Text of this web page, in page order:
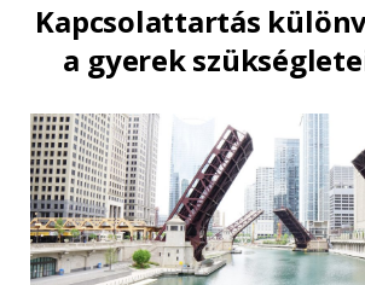
Kapcsolattartás
a gyerek